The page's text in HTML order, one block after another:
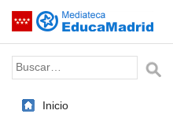
Saltar navegación
Palabra o frase:
Inicio